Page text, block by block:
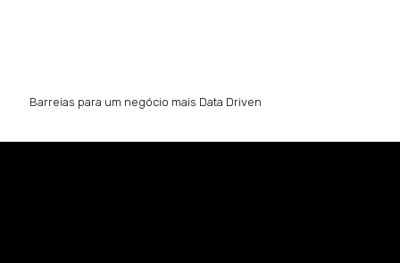
Barreias para um negócio mais Data Driven